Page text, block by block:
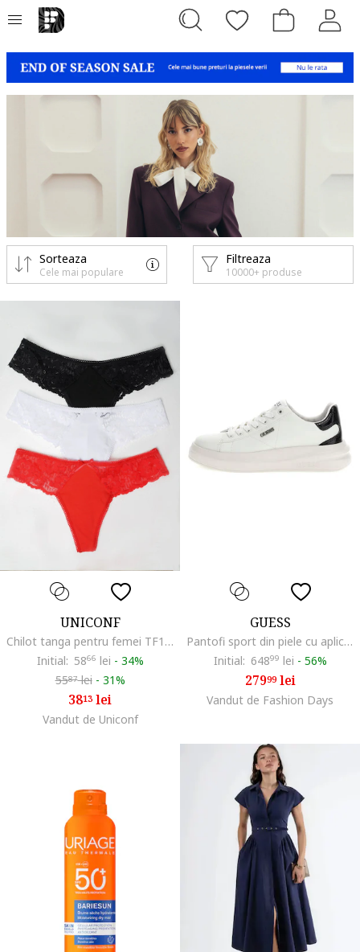
Filtreaza
10000+ produse
Sorteaza
Cele mai populare
UNICONF
Chilot tanga pentru femei TF11, Multicolor
Initial: 5866 lei - 34%
5587lei - 31%
3813lei
Vandut de Uniconf
GUESS
Pantofi sport din piele cu aplicatie logo, Alb/Negru
Initial: 64899 lei - 56%
27999lei
Vandut de Fashion Days